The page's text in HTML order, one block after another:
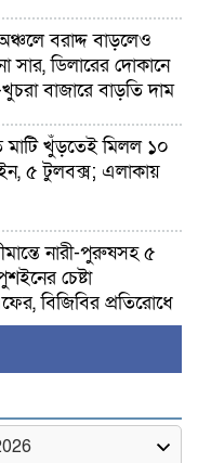
বরাদ্দ বাড়লেও
সার, ডিলারের দোকানে
বাজারে বাড়তি দাম
মাটি খুঁড়তেই মিলল ১০
৫ টুলবক্স; এলাকায়
নারী-পুরুষসহ ৫
চেষ্টা
বিজিবির প্রতিরোধে
৩৬ হলে
গোপন ছবি প্রেমিকের
অভিযোগ, ক্ষোভ